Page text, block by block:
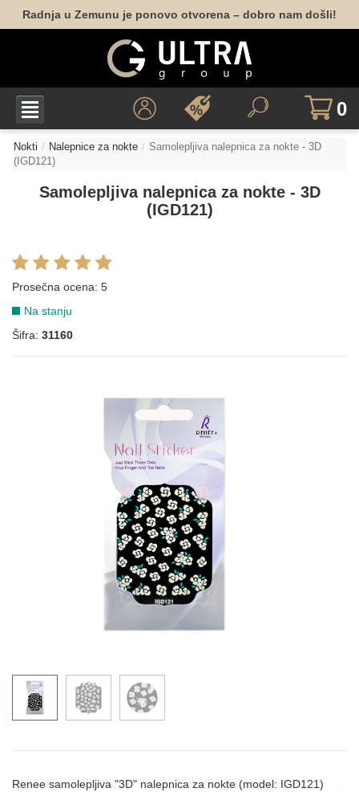
Radnja u Zemunu je ponovo otvorena – dobro nam došli!
0
Nokti Nalepnice za nokte
Samolepljiva nalepnica za nokte - 3D
(IGD121)
Samolepljiva nalepnica za nokte - 3D
(IGD121)
Prosečna ocena: 5
Na stanju
Šifra: 31160
Renee samolepljiva "3D" nalepnica za nokte (model: IGD121)